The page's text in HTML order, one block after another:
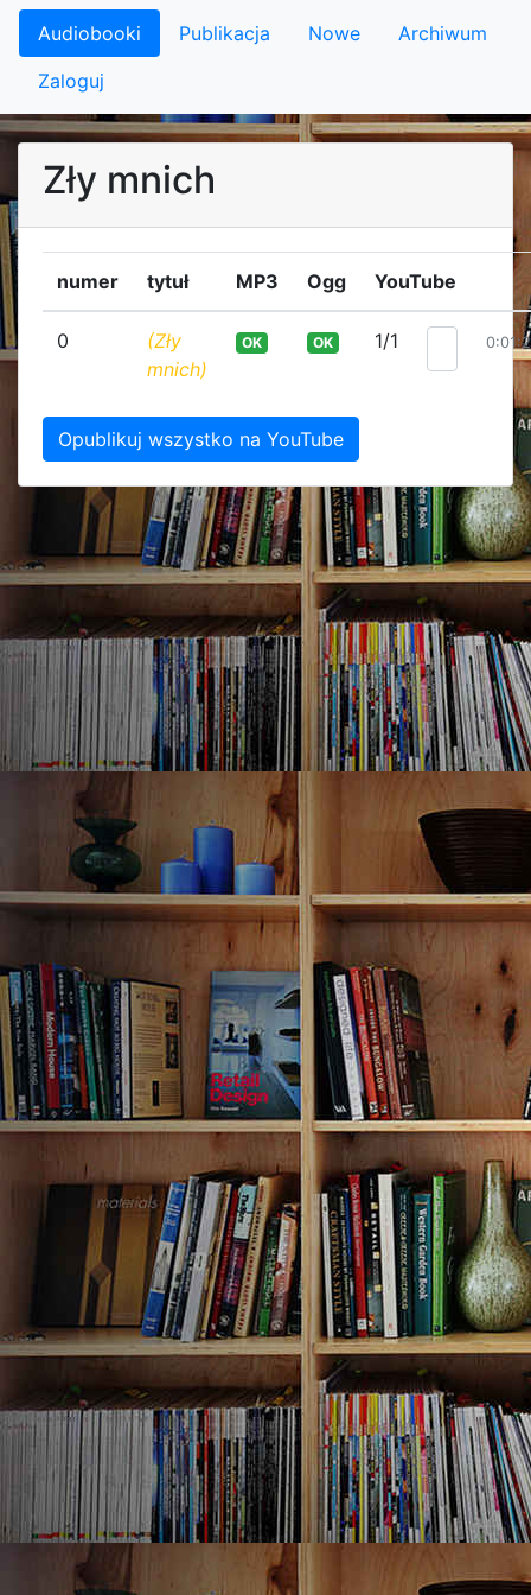
Audiobooki Publikacja Nowe
Archiwum
Zaloguj
Zły mnich
numer tytuł MP3 Ogg YouTube
0
(Zły
mnich)
OK OK 1/1
Opublikuj wszystko na YouTube